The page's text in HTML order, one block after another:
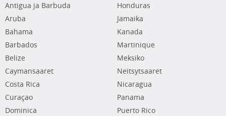
Antigua ja Barbuda
Aruba
Bahama
Barbados
Belize
Caymansaaret
Costa Rica
Curaçao
Dominica
Honduras
Jamaika
Kanada
Martinique
Meksiko
Neitsytsaaret
Nicaragua
Panama
Puerto Rico